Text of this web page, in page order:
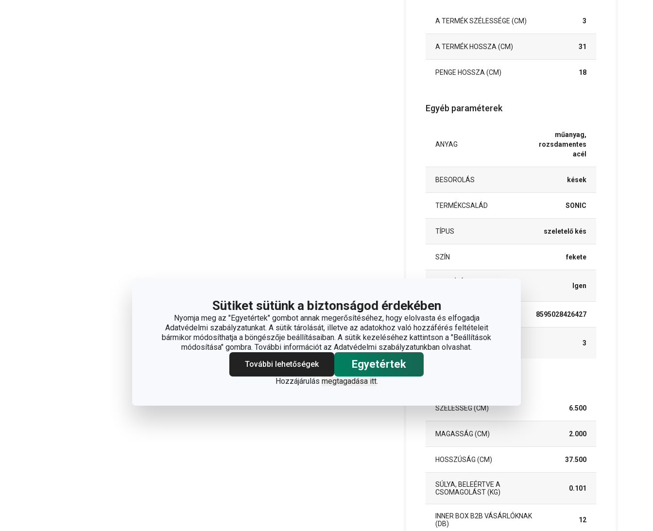
Sütiket sütünk a biztonságod érdekében
Nyomja meg az "Egyetértek" gombot annak megerősítéséhez, hogy elolvasta és elfogadja
Adatvédelmi szabályzatunkat. A sütik tárolását, illetve az adatokhoz való hozzáférés feltételeit
bármikor módosíthatja a böngészője beállításaiban. A sütik kezeléséhez kattintson a "Beállítások
módosítása" gombra. További információt az Adatvédelmi szabályzatunkban olvashat.
További lehetőségek
Egyetértek
Hozzájárulás megtagadása itt.
A TERMÉK SZÉLESSÉGE (CM) 3
A TERMÉK HOSSZA (CM) 31
PENGE HOSSZA (CM) 18
Egyéb paraméterek
ANYAG
műanyag,
rozsdamentes
acél
BESOROLÁS kések
TERMÉKCSALÁD SONIC
TÍPUS szeletelő kés
SZÍN fekete
Igen
EAN 8595028426427
A GARANCIÁLIS
IDŐSZAK (ÉVEKBEN)
3
SZÉLESSÉG (CM) 6.500
MAGASSÁG (CM) 2.000
HOSSZÚSÁG (CM) 37.500
SÚLYA, BELEÉRTVE A
CSOMAGOLÁST (KG)
0.101
INNER BOX B2B VÁSÁRLÓKNAK
(DB)
12